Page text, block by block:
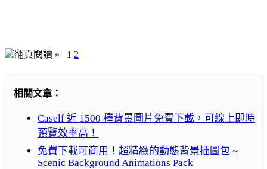
翻頁閱讀 » 1 2
相關文章：
Caself 近 1500 種背景圖片免費下載，可線上即時
預覽效率高！
免費下載可商用！超精緻的動態背景插圖包 ~
Scenic Background Animations Pack